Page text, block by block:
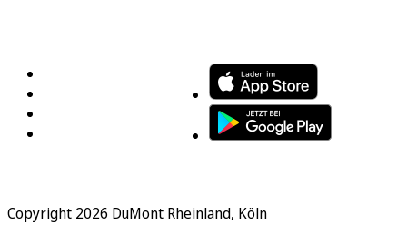
Copyright 2026 DuMont Rheinland, Köln